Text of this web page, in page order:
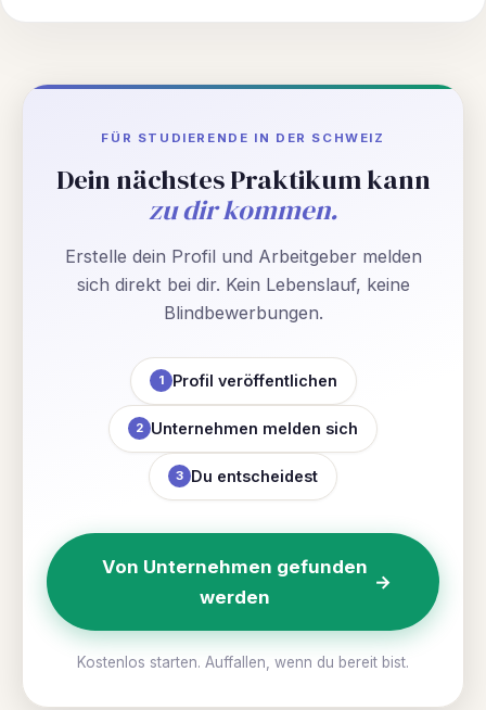
FÜR STUDIERENDE IN DER SCHWEIZ
Dein nächstes Praktikum kann
zu dir kommen.
Erstelle dein Profil und Arbeitgeber melden
sich direkt bei dir. Kein Lebenslauf, keine
Blindbewerbungen.
1 Profil veröffentlichen
2 Unternehmen melden sich
3 Du entscheidest
Von Unternehmen gefunden
werden
→
Kostenlos starten. Auffallen, wenn du bereit bist.